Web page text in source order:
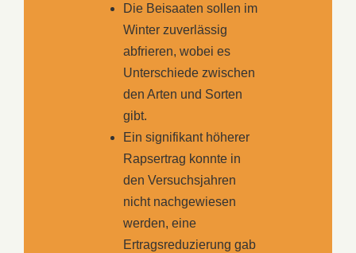
Die Beisaaten sollen im
Winter zuverlässig
abfrieren, wobei es
Unterschiede zwischen
den Arten und Sorten
gibt.
Ein signifikant höherer
Rapsertrag konnte in
den Versuchsjahren
nicht nachgewiesen
werden, eine
Ertragsreduzierung gab